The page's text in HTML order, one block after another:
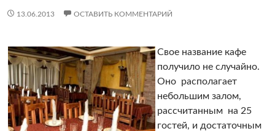
13.06.2013 ОСТАВИТЬ КОММЕНТАРИЙ
Свое название кафе
получило не случайно.
Оно располагает
небольшим залом,
рассчитанным на 25
гостей, и достаточным